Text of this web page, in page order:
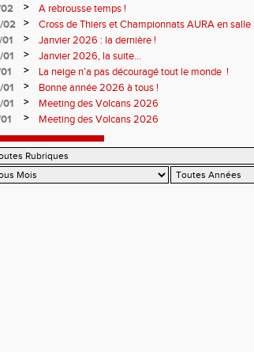
>
A rebrousse temps !
02
>
Cross de Thiers et Championnats AURA en salle
>
Janvier 2026 : la dernière !
>
Janvier 2026, la suite...
>
La neige n’a pas découragé tout le monde !
>
Bonne année 2026 à tous !
>
Meeting des Volcans 2026
> Meeting des Volcans 2026